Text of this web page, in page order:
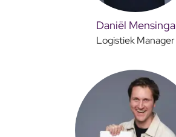
Daniël Mensinga
Logistiek Manager